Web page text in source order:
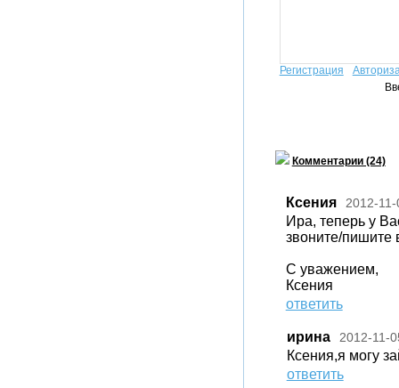
Регистрация
Комментарии (24)
Ксения 2012-11-
Ира, теперь у
звоните/пишите
С уважением,
Ксения
ответить
ирина 2012-11-
Ксения,я могу
ответить